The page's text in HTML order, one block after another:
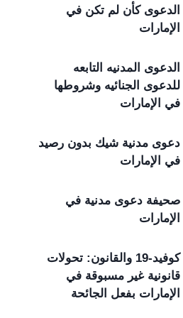
الدعوى كأن لم تكن في
الإمارات
الدعوى المدنيه التابعه
للدعوى الجنائيه وشروطها
في الإمارات
دعوى مدنية شيك بدون رصيد
في الإمارات
صحيفة دعوى مدنية في
الإمارات
كوفيد-19 والقانون: تحولات
قانونية غير مسبوقة في
الإمارات بفعل الجائحة